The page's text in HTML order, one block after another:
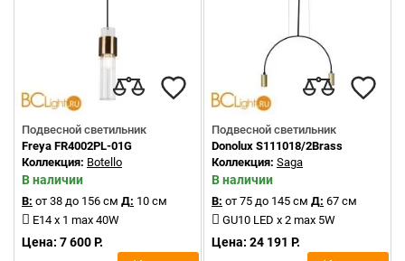
Подвесной светильник
Freya FR4002PL-01G
Коллекция: Botello
В наличии
В: от 38 до 156 см Д: 10 см
E14 x 1 max 40W
Цена: 7 600 Р.
Подвесной светильник
Donolux S111018/2Brass
Коллекция: Saga
В наличии
В: от 75 до 145 см Д: 67 см
GU10 LED x 2 max 5W
Цена: 24 191 Р.